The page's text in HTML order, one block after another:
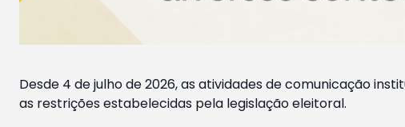
Desde 4 de julho de 2026, as atividades de comunicação
as restrições estabelecidas pela legislação eleitoral.